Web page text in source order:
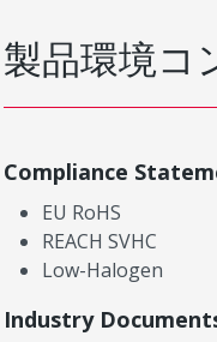
製品環境コ
Compliance
EU RoHS
REACH SVHC
Low-Halogen
Industry